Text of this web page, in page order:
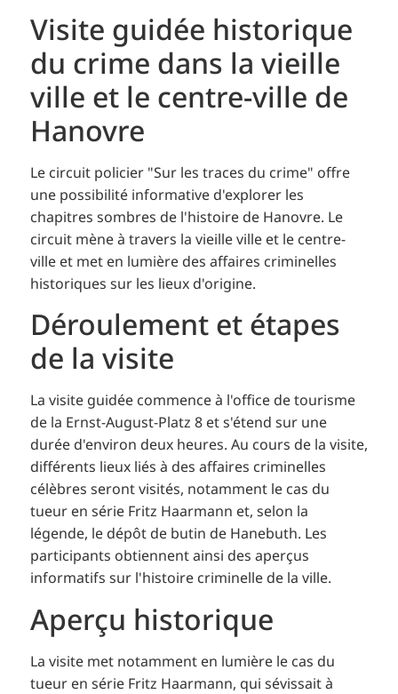
Visite guidée historique
du crime dans la vieille
ville et le centre-ville de
Hanovre
Le circuit policier "Sur les traces du crime" offre
une possibilité informative d'explorer les
chapitres sombres de l'histoire de Hanovre. Le
circuit mène à travers la vieille ville et le centre-
ville et met en lumière des affaires criminelles
historiques sur les lieux d'origine.
Déroulement et étapes
de la visite
La visite guidée commence à l'office de tourisme
de la Ernst-August-Platz 8 et s'étend sur une
durée d'environ deux heures. Au cours de la visite,
différents lieux liés à des affaires criminelles
célèbres seront visités, notamment le cas du
tueur en série Fritz Haarmann et, selon la
légende, le dépôt de butin de Hanebuth. Les
participants obtiennent ainsi des aperçus
informatifs sur l'histoire criminelle de la ville.
Aperçu historique
La visite met notamment en lumière le cas du
tueur en série Fritz Haarmann, qui sévissait à